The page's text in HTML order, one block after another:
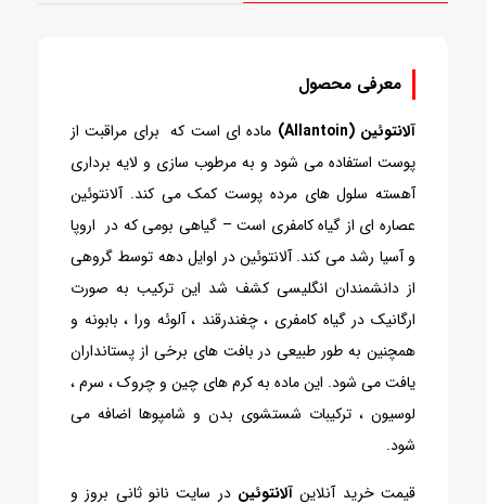
معرفی محصول
آلانتوئین (Allantoin)
ماده ای است که برای مراقبت از
پوست استفاده می شود و به مرطوب سازی و لایه برداری
آهسته سلول های مرده پوست کمک می کند. آلانتوئین
عصاره ای از گیاه کامفری است – گیاهی بومی که در اروپا
و آسیا رشد می کند. آلانتوئین در اوایل دهه توسط گروهی
از دانشمندان انگلیسی کشف شد این ترکیب به صورت
ارگانیک در گیاه کامفری ، چغندرقند ، آلوئه ورا ، بابونه و
همچنین به طور طبیعی در بافت های برخی از پستانداران
یافت می شود. این ماده به کرم های چین و چروک ، سرم ،
لوسیون ، ترکیبات شستشوی بدن و شامپوها اضافه می
شود.
قیمت خرید آنلاین آلانتوئین در سایت نانو ثانی بروز و